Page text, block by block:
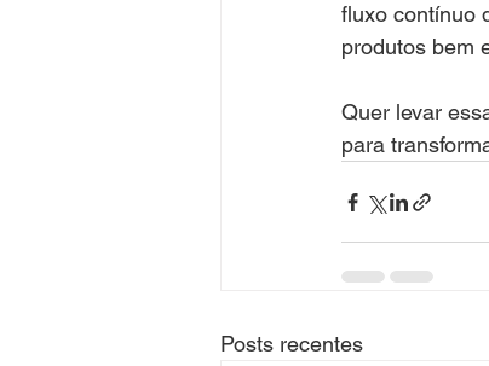
fluxo contínuo
produtos bem
Quer levar
para
Posts recentes